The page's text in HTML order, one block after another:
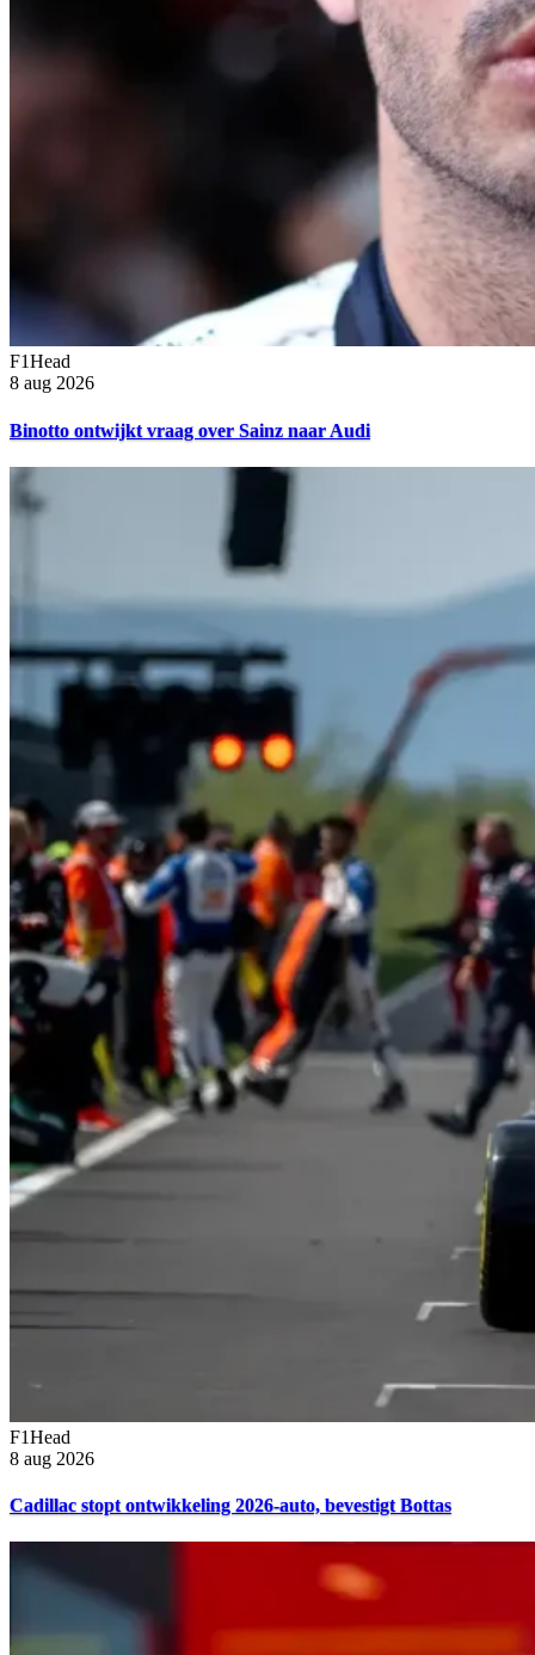
F1Head
8 aug 2026
Binotto ontwijkt vraag over Sainz naar Audi
F1Head
8 aug 2026
Cadillac stopt ontwikkeling 2026-auto, bevestigt Bottas